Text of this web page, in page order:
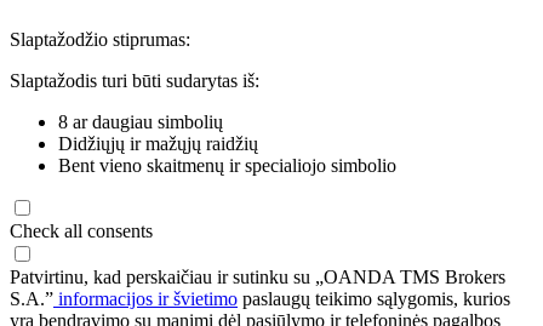
Slaptažodžio stiprumas:
Slaptažodis turi būti sudarytas iš:
8 ar daugiau simbolių
Didžiųjų ir mažųjų raidžių
Bent vieno skaitmenų ir specialiojo simbolio
Check all consents
Patvirtinu, kad perskaičiau ir sutinku su „OANDA TMS Brokers
S.A.” informacijos ir švietimo paslaugų teikimo sąlygomis, kurios
yra bendravimo su manimi dėl pasiūlymo ir telefoninės pagalbos